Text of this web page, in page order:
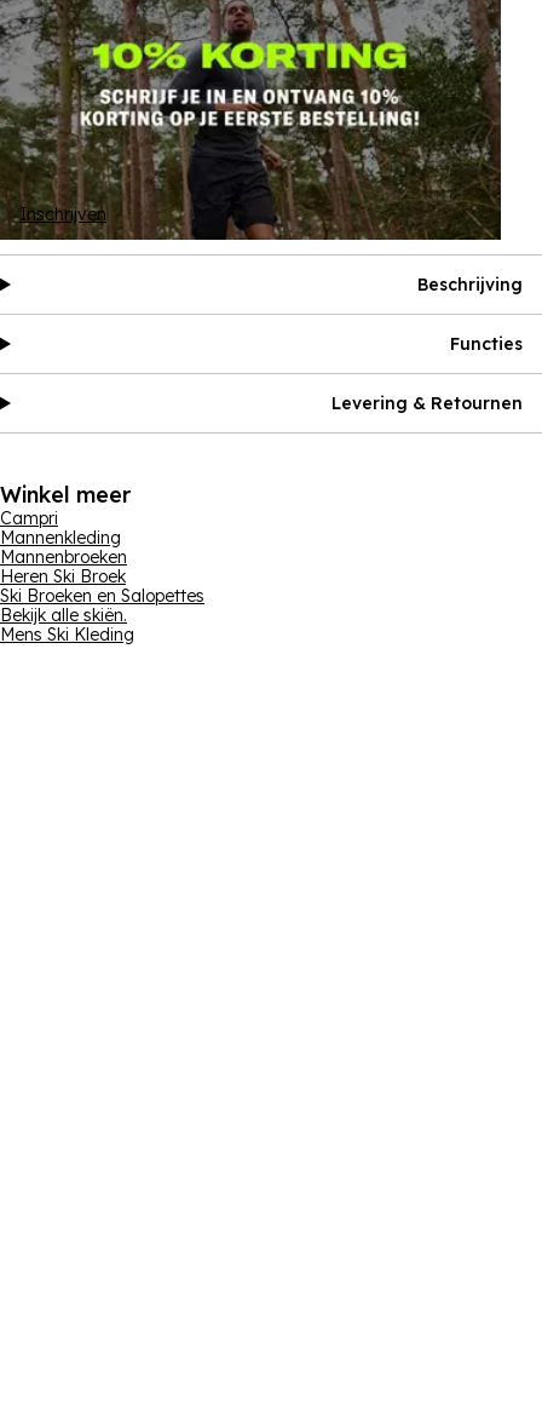
Inschrijven
Beschrijving
Functies
Levering & Retournen
Winkel meer
Campri
Mannenkleding
Mannenbroeken
Heren Ski Broek
Ski Broeken en Salopettes
Bekijk alle skiën.
Mens Ski Kleding